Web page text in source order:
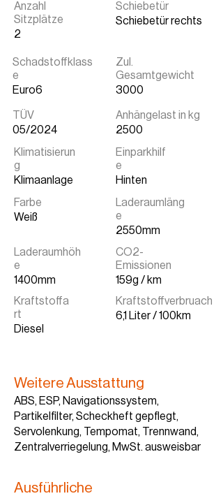
Anzahl
Sitzplätze
2
Schadstoffklass
e
Euro6
TÜV
05/2024
Klimatisierun
g
Klimaanlage
Farbe
Weiß
Laderaumhöh
e
1400mm
Kraftstoffa
rt
Diesel
Schiebetür
Schiebetür rechts
Zul.
Gesamtgewicht
3000
Anhängelast in kg
2500
Einparkhilf
e
Hinten
Laderaumläng
e
2550mm
CO2-
Emissionen
159g / km
Kraftstoffverbruach
6,1 Liter / 100km
Weitere Ausstattung
ABS, ESP, Navigationssystem,
Partikelfilter, Scheckheft gepflegt,
Servolenkung, Tempomat, Trennwand,
Zentralverriegelung, MwSt. ausweisbar
Ausführliche